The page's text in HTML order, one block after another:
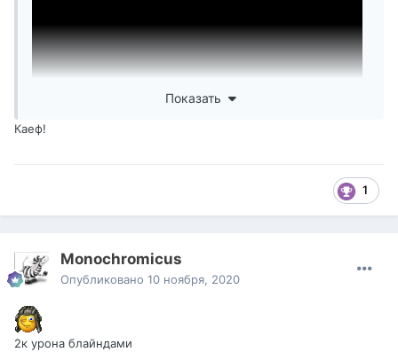
Показать
Каеф!
1
Monochromicus
Опубликовано 10 ноября, 2020
2к урона блайндами